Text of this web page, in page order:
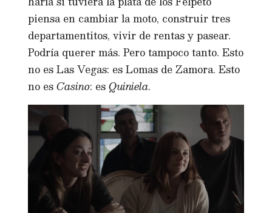
piensa en cambiar la moto, construir tres
departamentitos, vivir de rentas y pasear.
Podría querer más. Pero tampoco tanto. Esto
no es Las Vegas: es Lomas de Zamora. Esto
no esCasino: esQuiniela.